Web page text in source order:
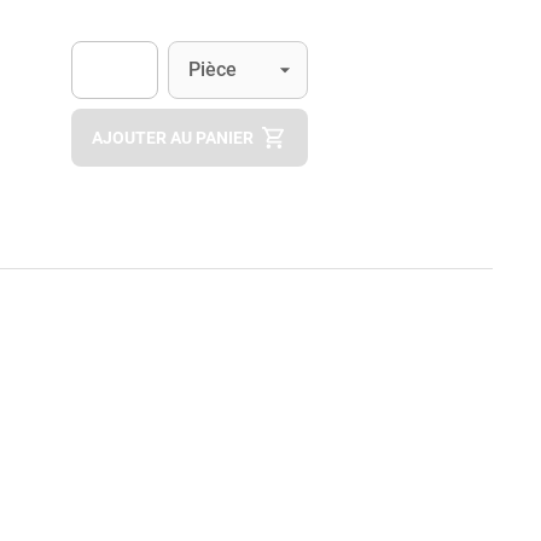
Apok.Product.Detail.AddToCart.Quantity
Unité
Pièce
AJOUTER AU PANIER